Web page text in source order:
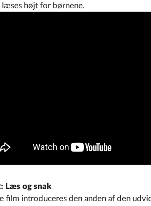
læses højt for børnene.
Læs og snak
film introduceres den anden af den